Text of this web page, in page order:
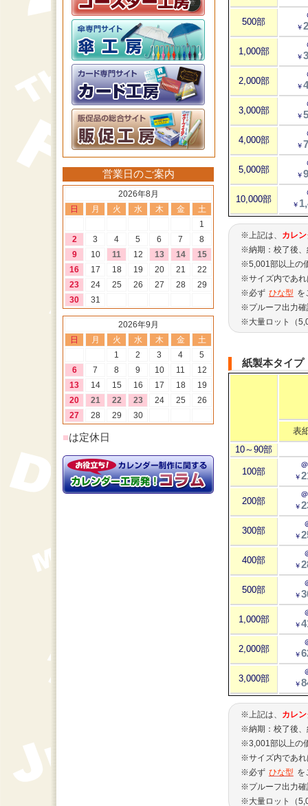
500部
￥
1,000部
￥
2,000部
￥
3,000部
￥
4,000部
￥
5,000部
￥
10,000部
￥
※上記は、 カレ
※納期：校了後、
※5,001部以上の
※サイズ内であれ
※必ず ひな型 を
※プルーフ出力確
※大量ロット（
紙製本タイプ
表
10～90部
100部
￥
200部
￥
300部
￥
400部
￥
500部
￥
1,000部
￥
2,000部
￥
3,000部
￥
※上記は、 カレ
※納期：校了後、
※3,001部以上の
※サイズ内であれ
※必ず ひな型 を
※プルーフ出力確
※大量ロット（
営業日のご案内
2026年8月
日
月 火 水 木 金
土
1
2
3 4 5 6 7
8
9
10 11 12 13 14
15
16
17 18 19 20 21
22
23
24 25 26 27 28
29
30
31
2026年9月
日
月 火 水 木 金
土
1
2 3 4
5
6
7 8 9 10 11
12
13
14 15 16 17 18
19
20
21 22 23 24 25
26
27
28 29 30
■は定休日